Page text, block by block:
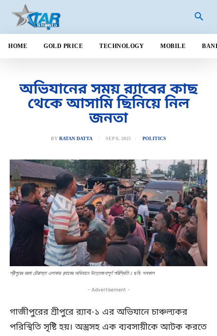
HOME GOLD PRICE TECHNOLOGY MOBILE
অভিযানের সময় র‍্যাবের কাছ
থেকে আসামি ছিনিয়ে নিল
জনতা
BY RATAN DATTA SEP 8, 2025 POLITICS
শ্রীপুরের বরমা চৌরাস্তা এলাকায় র‍্যাবের অভিযানে উত্তেজনাপূর্ণ পরিস্থিতি। ছবি: সমকাল
- Advertisement -
গাজীপুরের শ্রীপুরে র‍্যাব-১ এর অভিযানে চাঞ্চল্যকর
পরিস্থিতি সৃষ্টি হয়। অস্ত্রসহ এক ব্যবসায়ীকে আটক করতে